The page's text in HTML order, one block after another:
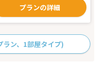
プランの詳細
ラン、1部屋タイプ)